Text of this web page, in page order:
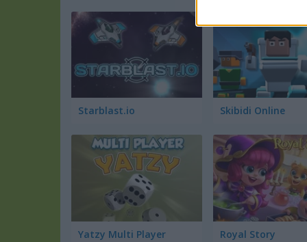
Starblast.io Skibidi Online
Yatzy Multi Player Royal Story